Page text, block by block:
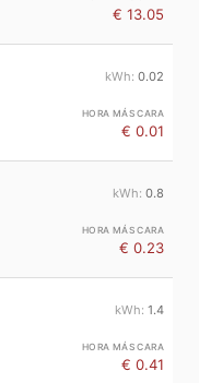
€ 13.05
0.02
€ 0.01
0.8
€ 0.23
1.4
€ 0.41